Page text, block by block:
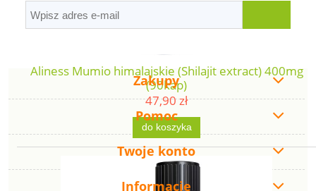
Aliness Mumio himalajskie (Shilajit extract) 400mg
(90kap)
47,90 zł
do koszyka
Zakupy
Pomoc
Twoje konto
Informacje